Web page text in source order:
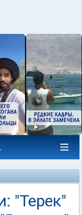
"Терек"